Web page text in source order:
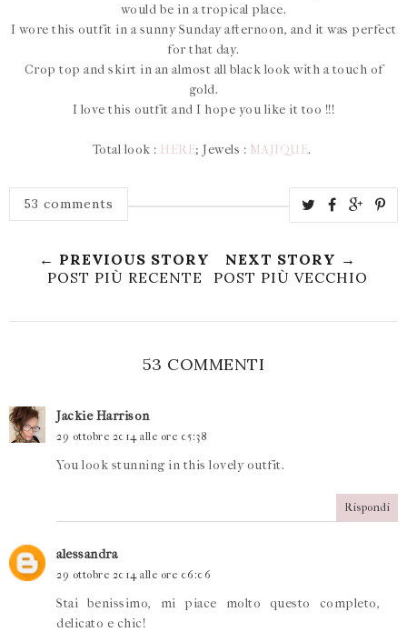
would be in a tropical place.
I wore this outfit in a sunny Sunday afternoon, and it was perfect
for that day.
Crop top and skirt in an almost all black look with a touch of
gold.
I love this outfit and I hope you like it too !!!
Total look : HERE; Jewels : MAJIQUE.
53 comments
← PREVIOUS STORY
POST PIÙ RECENTE
NEXT STORY →
POST PIÙ VECCHIO
53 COMMENTI
Jackie Harrison
29 ottobre 2014 alle ore 05:38
You look stunning in this lovely outfit.
Rispondi
alessandra
29 ottobre 2014 alle ore 06:06
Stai benissimo, mi piace molto questo completo,
delicato e chic!